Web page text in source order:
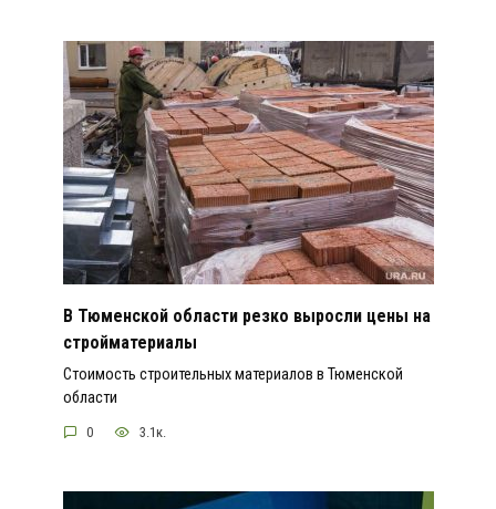
В Тюменской области резко выросли цены на
стройматериалы
Стоимость строительных материалов в Тюменской
области
0 3.1к.